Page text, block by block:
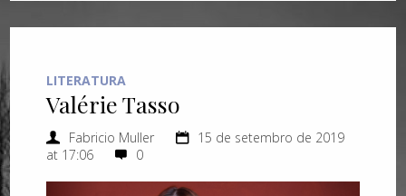
LITERATURA
Valérie Tasso
Fabricio Muller
15 de setembro de 2019
at 17:06
0